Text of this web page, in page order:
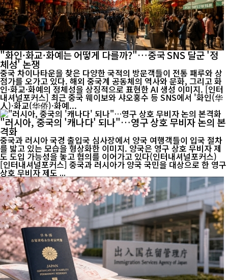
"화인·화교·화예는 어떻게 다를까?"…중국 SNS 달군 '정
체성' 논쟁
중국 차이나타운을 찾은 다양한 국적의 방문객들이 전통 패루와 상
점가를 오가고 있다. 해외 중국계 공동체의 역사와 문화, 그리고 화
인·화교·화예의 정체성을 상징적으로 표현한 AI 생성 이미지. [인터
내셔널포커스] 최근 중국 웨이보와 샤오훙수 등 SNS에서 '화인(华
人)·화교(华侨)·화예...
"러시아, 중국의 '캐나다' 되나"…영구 상호 무비자 논의 본
격화
중국과 러시아 국경 출입국 심사장에서 양국 여행객들이 입국 절차
를 밟고 있는 모습을 형상화한 이미지. 양국은 영구 상호 무비자 제
도 도입 가능성을 놓고 협의를 이어가고 있다(인터내셔널포커스)
[인터내셔널포커스] 중국과 러시아가 양국 국민을 대상으로 한 영구
상호 무비자 제도 ...